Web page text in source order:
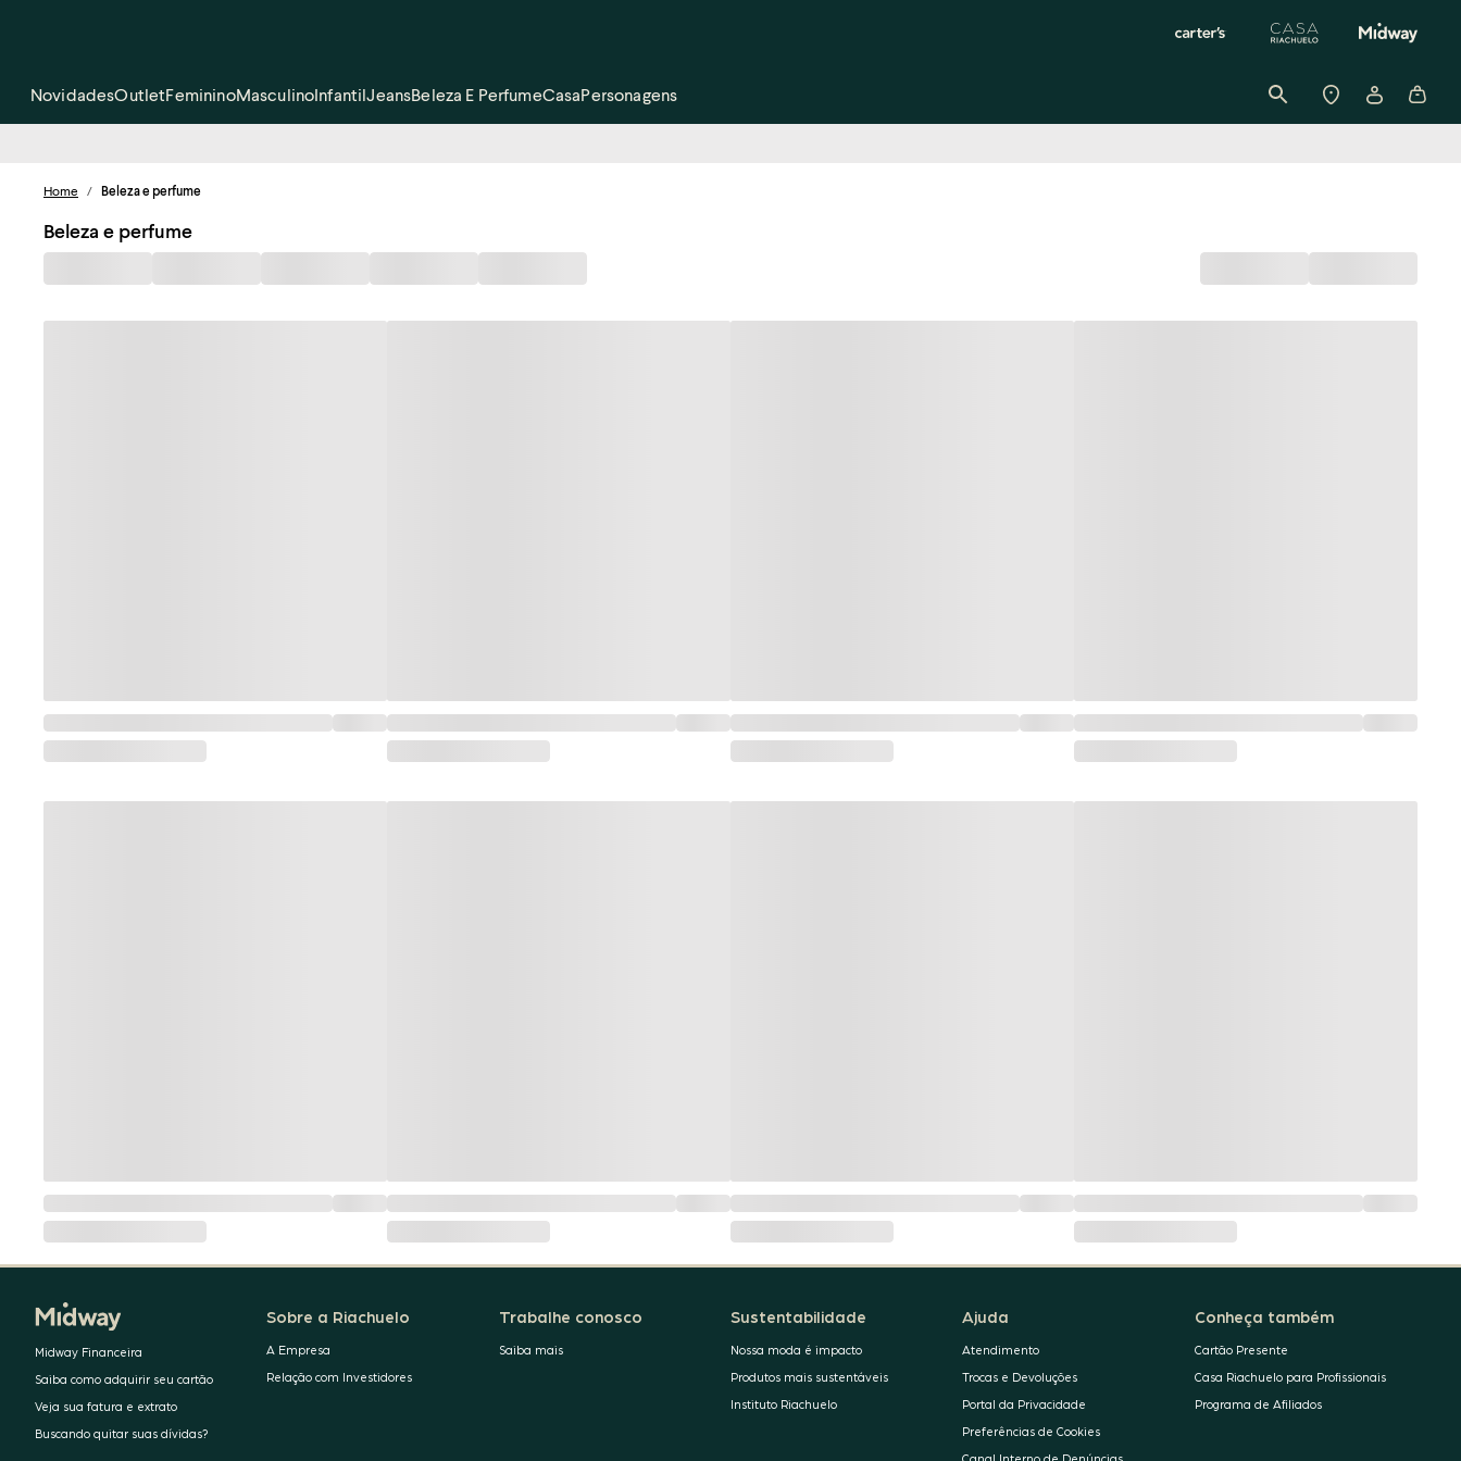
NovidadesOutletFemininoMasculinoInfantilJeansBeleza E PerfumeCasaPersonagens
Home / Beleza e perfume
Beleza e perfume
Midway Financeira
Saiba como adquirir seu cartão
Veja sua fatura e extrato
Buscando quitar suas dívidas?
Sobre a Riachuelo
A Empresa
Relação com Investidores
Trabalhe conosco
Saiba mais
Sustentabilidade
Nossa moda é impacto
Produtos mais sustentáveis
Instituto Riachuelo
Ajuda
Atendimento
Trocas e Devoluções
Portal da Privacidade
Preferências de Cookies
Conheça também
Cartão Presente
Casa Riachuelo para Profissionais
Programa de Afiliados